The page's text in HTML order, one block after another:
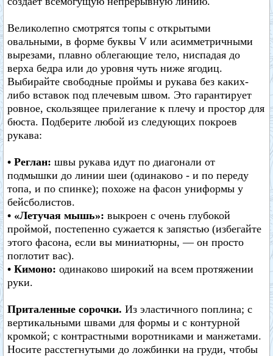
Великолепно смотрятся топы с открытыми
овальными, в форме буквы V или асимметричными
вырезами, плавно облегающие тело, ниспадая до
верха бедра или до уровня чуть ниже ягодиц.
Выбирайте свободные проймы и рукава без каких-
либо вставок под плечевым швом. Это гарантирует
ровное, скользящее прилегание к плечу и простор для
бюста. Подберите любой из следующих покроев
рукава:
• Реглан: швы рукава идут по диагонали от
подмышки до линии шеи (одинаково - и по переду
топа, и по спинке); похоже на фасон униформы у
бейсболистов.
• «Летучая мышь»: выкроен с очень глубокой
проймой, постепенно сужается к запястью (избегайте
этого фасона, если вы миниатюрны, — он просто
поглотит вас).
• Кимоно: одинаково широкий на всем протяжении
руки.
Приталенные сорочки. Из эластичного поплина; с
вертикальными швами для формы и с контурной
кромкой; с контрастными воротниками и манжетами.
Носите расстегнутыми до ложбинки на груди, чтобы